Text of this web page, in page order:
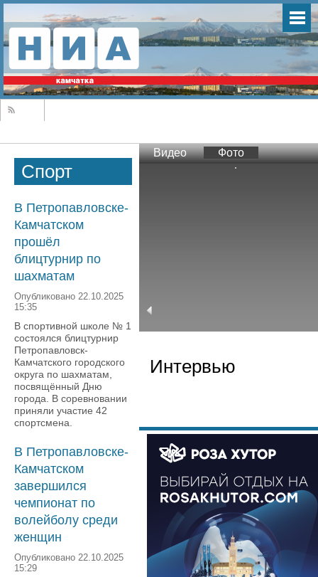
Спорт
В Петропавловске-
Камчатском
прошёл
блицтурнир по
шахматам
Опубликовано 22.10.2025
15:35
В спортивной школе № 1
состоялся блицтурнир
Петропавловск-
Камчатского городского
округа по шахматам,
посвящённый Дню
города. В соревновании
приняли участие 42
спортсмена.
В Петропавловске-
Камчатском
завершился
чемпионат по
волейболу среди
женщин
Опубликовано 22.10.2025
15:29
Видео Фото
Интервью